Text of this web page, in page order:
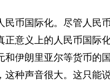
币国际化。尽管人
意义上的人民币国
伊朗里亚尔等货币
种声音很大。这只